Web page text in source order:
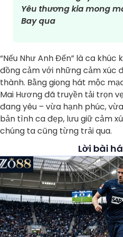
Yêu thương kia mong
Bay qua
“Nếu Như Anh Đến” là ca
đồng cảm với những cảm xúc
thành. Bằng giọng hát mộc
Mai Hương đã truyền tải trọn
đang yêu – vừa hạnh phúc,
bản tình ca đẹp, lưu giữ cảm
chúng ta cũng từng trải qua.
Lời bài